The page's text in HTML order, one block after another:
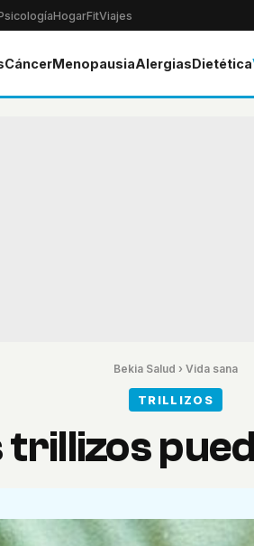
HogarFitViajes
CáncerMenopausiaAlergiasDietética
Bekia Salud › Vida sana
TRILLIZOS
trillizos